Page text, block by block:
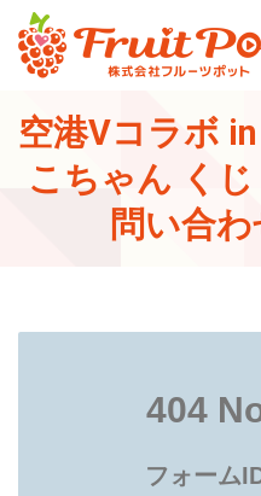
空港Vコラボ
こちゃん く
問い合